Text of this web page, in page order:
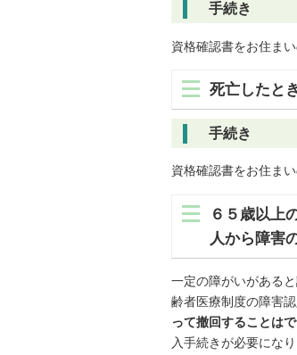
手続き
資格確認書をお住ま
死亡したとき
手続き
資格確認書をお住ま
６５歳以上
人から障害
一定の障がいがある
齢者医療制度の障害
って撤回することは
入手続きが必要になり